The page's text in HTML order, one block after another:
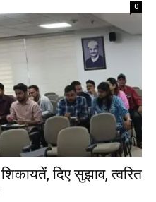
0
दिए सुझाव, त्वरित